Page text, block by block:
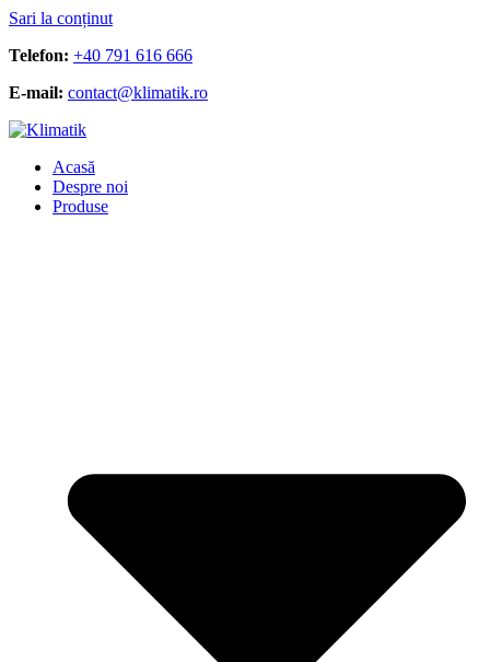
Sari la conținut
Telefon: +40 791 616 666
E-mail: contact@klimatik.ro
Acasă
Despre noi
Produse